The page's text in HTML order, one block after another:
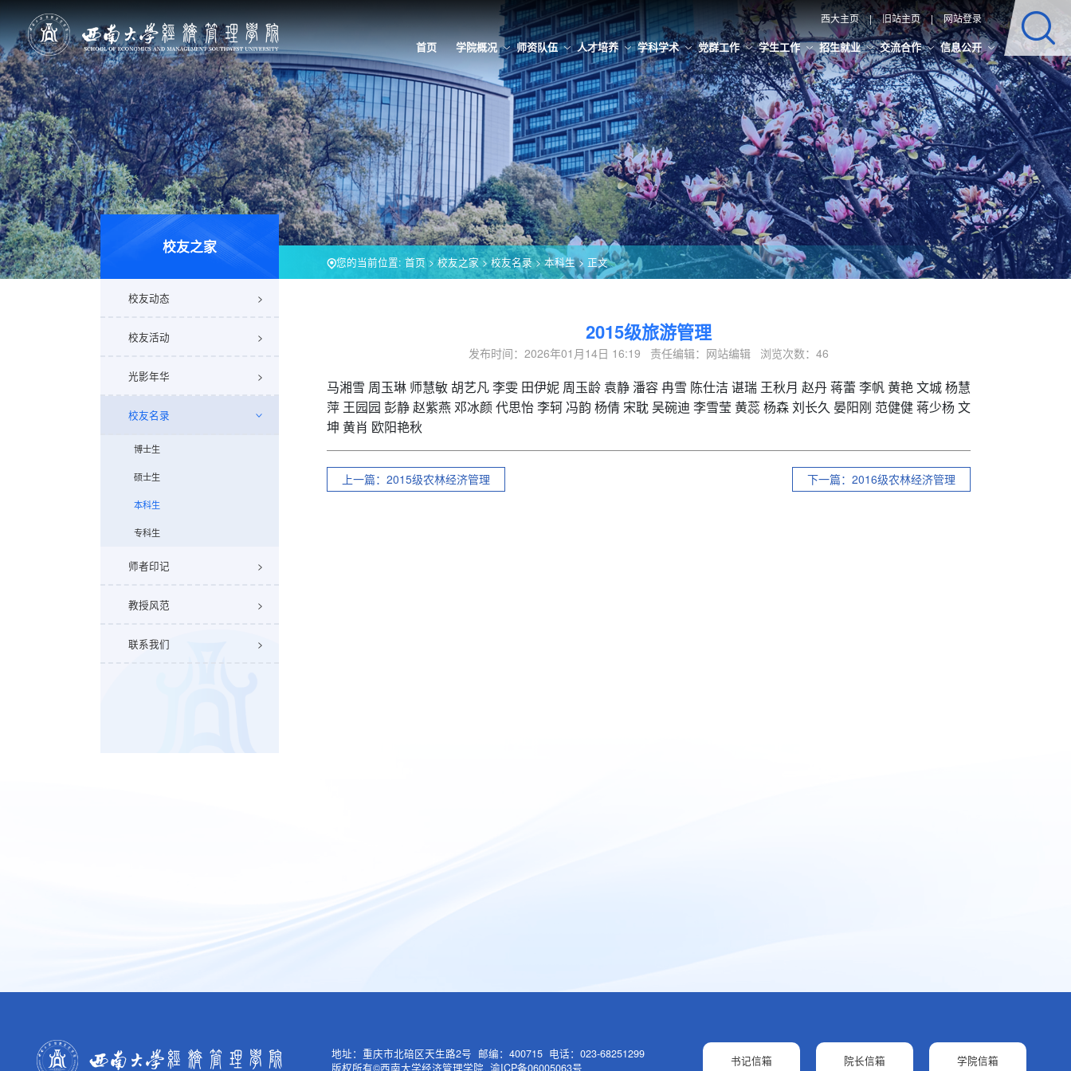
西大主页 | 旧站主页 | 网站登录
首页 学院概况 师资队伍 人才培养 学科学术 党群工作 学生工作 招生就业 交流合作 信息公开
校友之家
您的当前位置: 首页>校友之家>校友名录>本科生> 正文
校友动态
校友活动
光影年华
校友名录
博士生
硕士生
本科生
专科生
师者印记
教授风范
联系我们
2015级旅游管理
发布时间：2026年01月14日 16:19 责任编辑：网站编辑 浏览次数： 46
马湘雪 周玉琳 师慧敏 胡艺凡 李雯 田伊妮 周玉龄 袁静 潘容 冉雪 陈仕洁 谌瑞 王秋月 赵丹 蒋蕾 李帆 黄艳 文城 杨慧
萍 王园园 彭静 赵紫燕 邓冰颜 代思怡 李轲 冯韵 杨倩 宋耽 吴碗迪 李雪莹 黄蕊 杨森 刘长久 晏阳刚 范健健 蒋少杨 文
坤 黄肖 欧阳艳秋
上一篇：2015级农林经济管理 下一篇：2016级农林经济管理
地址：重庆市北碚区天生路2号 邮编：400715 电话：023-68251299
版权所有©西南大学经济管理学院 渝ICP备06005063号
书记信箱 院长信箱 学院信箱